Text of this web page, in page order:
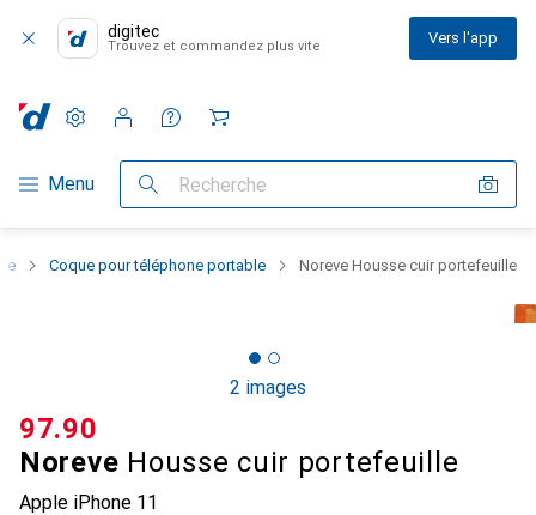
digitec
Trouvez et commandez plus vite Vers l'app
Navigation par catégorie
Menu Recherche
Paramètres
Compte client
Listes de comparaison
Listes d'envies
Panier
Coque pour téléphone portable Noreve Housse cuir portefeuille
2 images
Noreve Housse cuir portefeuille
Apple iPhone 11
CHF
97.90